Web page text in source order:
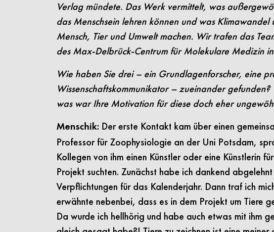
Verlag mündete. Das Werk vermittelt, was
das Menschsein lehren können und was Klimawandel
Mensch, Tier und Umwelt machen. Wir trafen das
des Max-Delbrück-Centrum für Molekulare Medizin
Wie haben Sie drei – ein Grundlagenforscher, eine
Wissenschaftskommunikator – zueinander
was war Ihre Motivation für diese doch eher
Menschik: Der erste Kontakt kam über einen
Professor für Zoophysiologie an der Uni Potsdam,
Kollegen von ihm einen Künstler oder eine Künstlerin
Projekt suchten. Zunächst habe ich dankend
Verpflichtungen für das Kalenderjahr. Dann traf ich
erwähnte nebenbei, dass es in dem Projekt um Tiere
Da wurde ich hellhörig und habe auch etwas mit ihm